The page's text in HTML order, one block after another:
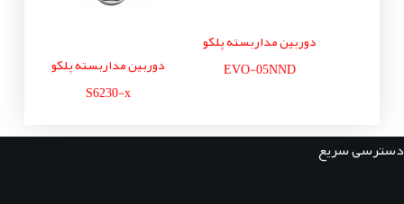
دوربین مداربسته پلکو
EVO-05NND
دوربین مداربسته پلکو
S6230-x
دسترسی سریع